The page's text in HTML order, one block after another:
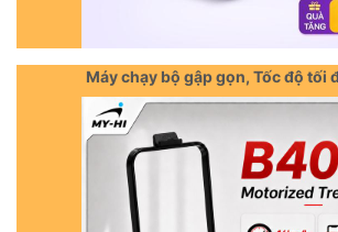
Máy chạy bộ gập gọn, Tốc độ tối